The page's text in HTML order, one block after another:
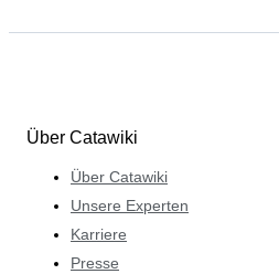
Über Catawiki
Über Catawiki
Unsere Experten
Karriere
Presse